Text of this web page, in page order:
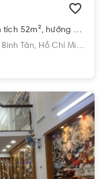
Nhà phố đường Bến Lội 6 tầng, diện tích 52m², hướng Tây Bắc, pháp lý Sổ hồng
Bình Tân, Hồ Chí Minh